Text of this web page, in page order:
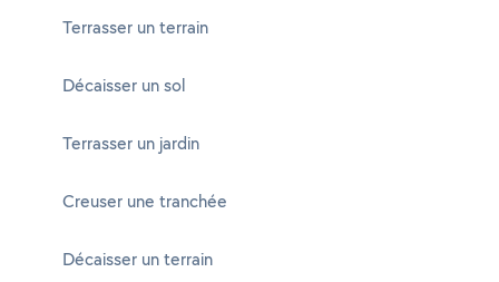
Terrasser un terrain
Décaisser un sol
Terrasser un jardin
Creuser une tranchée
Décaisser un terrain